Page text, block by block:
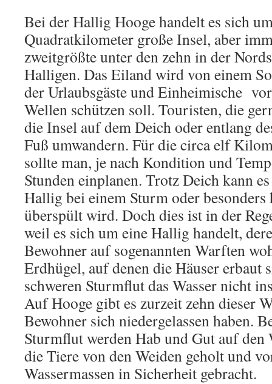
Bei der Hallig Hooge handelt es sich
Quadratkilometer große Insel, aber
zweitgrößte unter den zehn in der
Halligen. Das Eiland wird von einem
der Urlaubsgäste und Einheimische
Wellen schützen soll. Touristen, die
die Insel auf dem Deich oder entlang
Fuß umwandern. Für die circa elf
sollte man, je nach Kondition und
Stunden einplanen. Trotz Deich kann
Hallig bei einem Sturm oder besonders
überspült wird. Doch dies ist in der
weil es sich um eine Hallig handelt,
Bewohner auf sogenannten Warften
Erdhügel, auf denen die Häuser erbaut
schweren Sturmflut das Wasser nicht
Auf Hooge gibt es zurzeit zehn dieser
Bewohner sich niedergelassen haben.
Sturmflut werden Hab und Gut auf den
die Tiere von den Weiden geholt und
Wassermassen in Sicherheit gebracht.